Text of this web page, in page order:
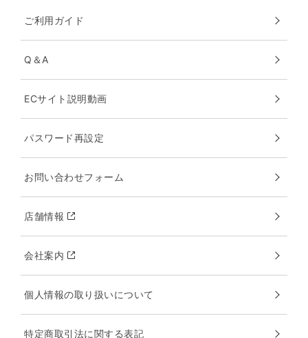
ご利用ガイド
Q＆A
ECサイト説明動画
パスワード再設定
お問い合わせフォーム
店舗情報
会社案内
個人情報の取り扱いについて
特定商取引法に関する表記